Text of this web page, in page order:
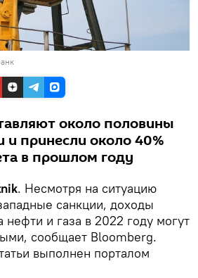
около половины
и принесли около 40%
в прошлом году
. Несмотря на ситуацию
санкции, доходы
нефти и газа в 2022 году могут
сообщает Bloomberg.
выполнен порталом